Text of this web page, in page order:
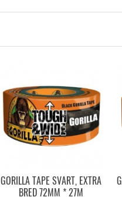
GORILLA TAPE SVART, EXTRA
BRED 72MM * 27M